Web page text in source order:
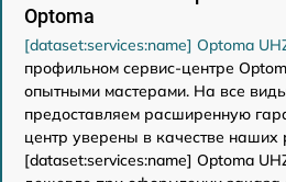
Optoma
[dataset:services:name] Optoma
профильном сервис-центре
опытными мастерами. На все
предоставляем расширенную
центр уверены в качестве наших
[dataset:services:name] Optoma